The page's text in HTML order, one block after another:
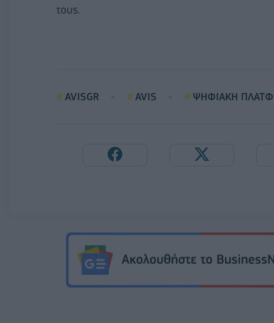
τους.
AVISGR AVIS ΨΗΦΙΑΚΗ